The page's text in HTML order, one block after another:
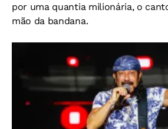
por uma quantia milionária, o
mão da bandana.